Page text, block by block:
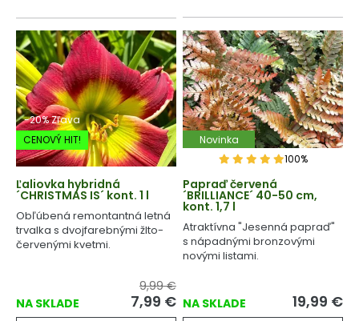
-20% Zľava
CENOVÝ HIT!
Ľaliovka hybridná
´CHRISTMAS IS´ kont. 1 l
Obľúbená remontantná letná
trvalka s dvojfarebnými žlto-
červenými kvetmi.
NA SKLADE
9,99 €
7,99 €
Novinka
100%
Papraď červená
´BRILLIANCE´ 40-50 cm,
kont. 1,7 l
Atraktívna "Jesenná papraď"
s nápadnými bronzovými
novými listami.
NA SKLADE 19,99 €